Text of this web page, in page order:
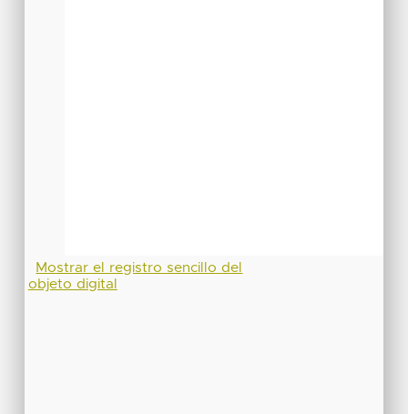
Mostrar el registro sencillo del
objeto digital